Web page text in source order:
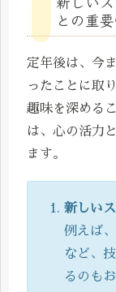
との重
定年後は、今
ったことに取
趣味を深める
は、心の活力
ます。
新しい
例えば
など、
るのも